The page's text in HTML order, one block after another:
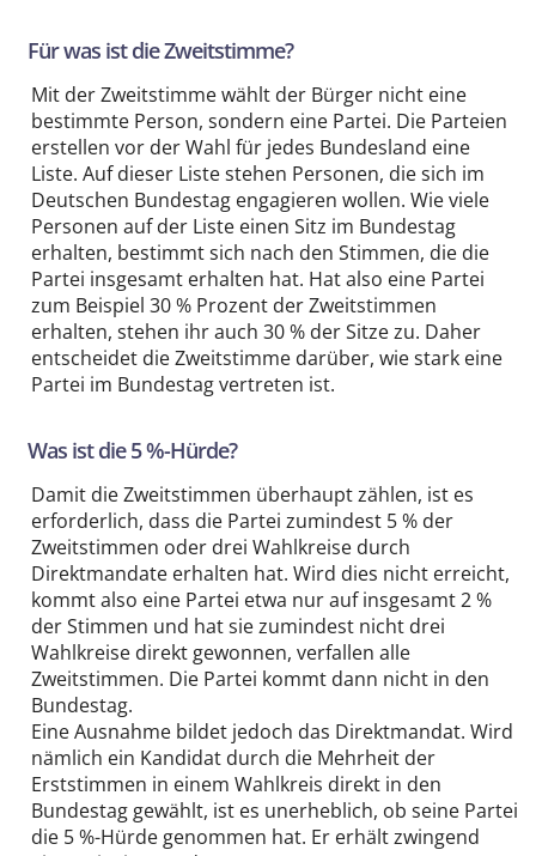
Für was ist die Zweitstimme?
Mit der Zweitstimme wählt der Bürger nicht eine
bestimmte Person, sondern eine Partei. Die Parteien
erstellen vor der Wahl für jedes Bundesland eine
Liste. Auf dieser Liste stehen Personen, die sich im
Deutschen Bundestag engagieren wollen. Wie viele
Personen auf der Liste einen Sitz im Bundestag
erhalten, bestimmt sich nach den Stimmen, die die
Partei insgesamt erhalten hat. Hat also eine Partei
zum Beispiel 30 % Prozent der Zweitstimmen
erhalten, stehen ihr auch 30 % der Sitze zu. Daher
entscheidet die Zweitstimme darüber, wie stark eine
Partei im Bundestag vertreten ist.
Was ist die 5 %-Hürde?
Damit die Zweitstimmen überhaupt zählen, ist es
erforderlich, dass die Partei zumindest 5 % der
Zweitstimmen oder drei Wahlkreise durch
Direktmandate erhalten hat. Wird dies nicht erreicht,
kommt also eine Partei etwa nur auf insgesamt 2 %
der Stimmen und hat sie zumindest nicht drei
Wahlkreise direkt gewonnen, verfallen alle
Zweitstimmen. Die Partei kommt dann nicht in den
Bundestag.
Eine Ausnahme bildet jedoch das Direktmandat. Wird
nämlich ein Kandidat durch die Mehrheit der
Erststimmen in einem Wahlkreis direkt in den
Bundestag gewählt, ist es unerheblich, ob seine Partei
die 5 %-Hürde genommen hat. Er erhält zwingend